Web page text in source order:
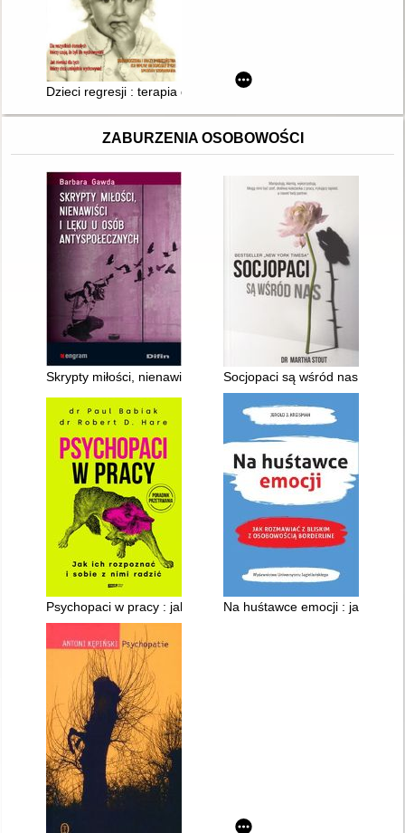
Dzieci regresji : terapia dzieciństwa : wpływ doświadczeń z
ZABURZENIA OSOBOWOŚCI
Skrypty miłości, nienawiści i lęku u osób antyspołecznych
Socjopaci są wśród nas :
Psychopaci w pracy : jak ich rozpoznać i sobie z nimi radzić
Na huśtawce emocji : jak